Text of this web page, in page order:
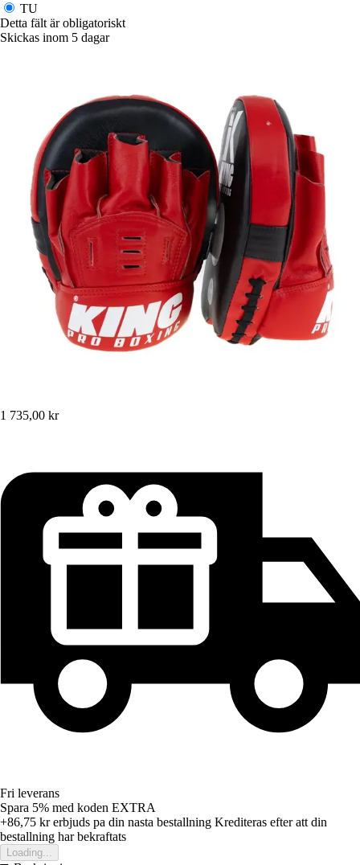
TU
Detta fält är obligatoriskt
Skickas inom 5 dagar
1 735,00 kr
Fri leverans
Spara 5% med koden EXTRA
+86,75 krerbjuds pa din nasta bestallning Krediteras efter att din
bestallning har bekraftats
Loading...